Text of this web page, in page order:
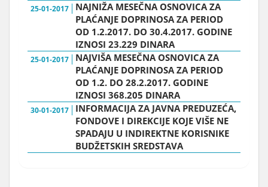
25-01-2017
NAJNIŽA MESEČNA OSNOVICA ZA
PLAĆANJE DOPRINOSA ZA PERIOD
OD 1.2.2017. DO 30.4.2017. GODINE
IZNOSI 23.229 DINARA
25-01-2017
NAJVIŠA MESEČNA OSNOVICA ZA
PLAĆANJE DOPRINOSA ZA PERIOD
OD 1.2. DO 28.2.2017. GODINE
IZNOSI 368.205 DINARA
30-01-2017
INFORMACIJA ZA JAVNA PREDUZEĆA,
FONDOVE I DIREKCIJE KOJE VIŠE NE
SPADAJU U INDIREKTNE KORISNIKE
BUDŽETSKIH SREDSTAVA